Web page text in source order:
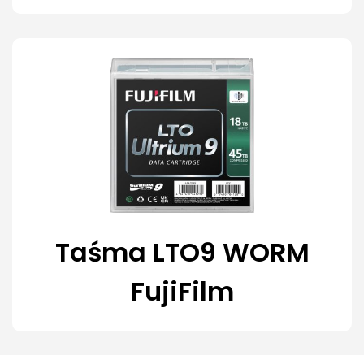
Taśma LTO9 WORM
FujiFilm